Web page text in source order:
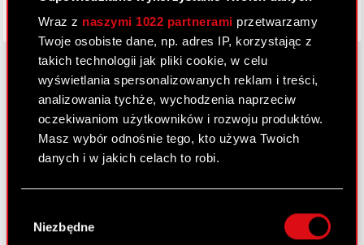
Wraz z naszymi 1022 partnerami przetwarzamy
Twoje osobiste dane, np. adres IP, korzystając z
takich technologii jak pliki cookie, w celu
wyświetlania spersonalizowanych reklam i treści,
analizowania tychże, wychodzenia naprzeciw
oczekiwaniom użytkowników i rozwoju produktów.
Masz wybór odnośnie tego, kto używa Twoich
danych i w jakich celach to robi.
lokalizacji geograficznej z dokładnością nawet
zgody
Niezbędne
O CD PROJEKT
Grupa Kapitałowa
Zrównoważony rozwój